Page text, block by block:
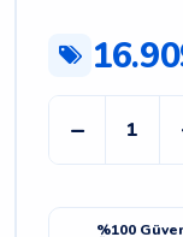
−
%100